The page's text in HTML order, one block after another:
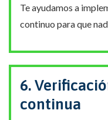
Te ayudamos a
continuo para que
6.
continua